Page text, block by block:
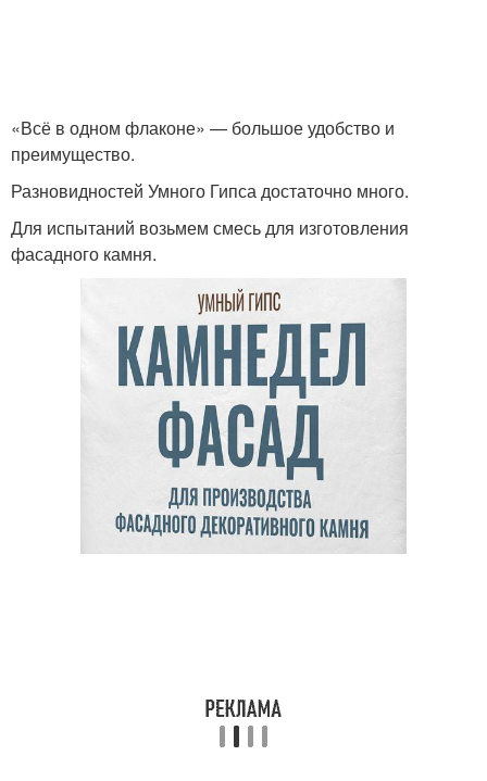
«Всё в одном флаконе» — большое удобство и
преимущество.
Разновидностей Умного Гипса достаточно много.
Для испытаний возьмем смесь для изготовления
фасадного камня.